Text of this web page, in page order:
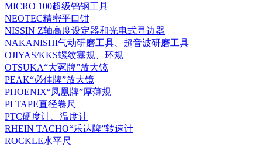
MICRO 100超级钨钢工具
NEOTEC精密平口钳
NISSIN Z轴高度设定器和光电式寻边器
NAKANISHI气动研磨工具、超音波研磨工具
OJIYAS/KKS螺纹塞规、环规
OTSUKA“大冢牌”放大镜
PEAK“必佳牌”放大镜
PHOENIX“凤凰牌”厚薄规
PI TAPE直径卷尺
PTC硬度计、温度计
RHEIN TACHO“乐达牌”转速计
ROCKLE水平尺